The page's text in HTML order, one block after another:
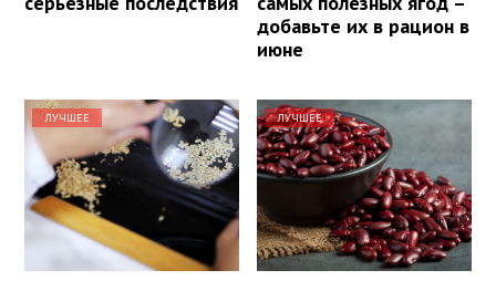
добавьте их в рацион в
июне
ЛУЧШЕЕ ЛУЧШЕЕ